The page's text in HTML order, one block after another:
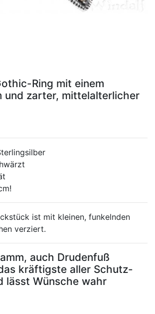
Ring mit einem
und zarter, mittelalterlicher
ist mit kleinen, funkelnden
verziert.
auch Drudenfuß
kräftigste aller Schutz-
lässt Wünsche wahr